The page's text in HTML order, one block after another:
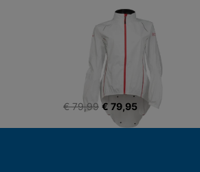
€ 79,99 € 79,95